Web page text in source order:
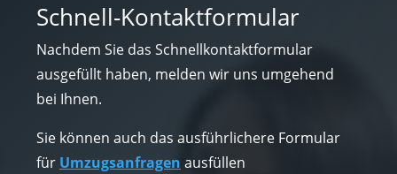
Schnell-Kontaktformular
Nachdem Sie das Schnellkontaktformular
ausgefüllt haben, melden wir uns umgehend
bei Ihnen.
Sie können auch das ausführlichere Formular
für Umzugsanfragen ausfüllen